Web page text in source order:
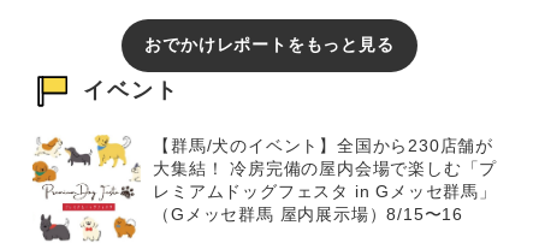
おでかけレポートをもっと見る
イベント
【群馬/犬のイベント】全国から230店舗が
大集結！ 冷房完備の屋内会場で楽しむ「プ
レミアムドッグフェスタ in Gメッセ群馬」
（Gメッセ群馬 屋内展示場）8/15〜16